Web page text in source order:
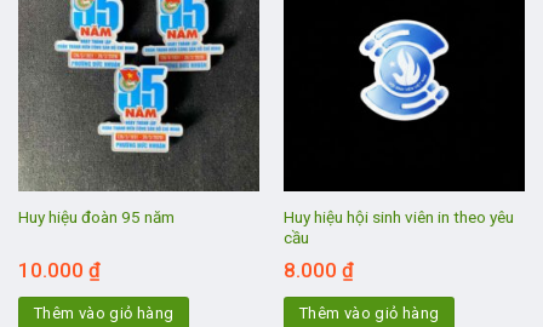
Huy hiệu đoàn 95 năm
10.000 ₫
Thêm vào giỏ hàng
Huy hiệu hội sinh viên in theo yêu
cầu
8.000 ₫
Thêm vào giỏ hàng